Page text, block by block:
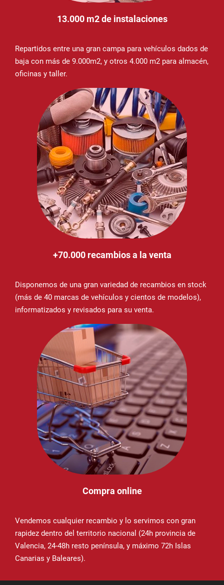
13.000 m2 de instalaciones
Repartidos entre una gran campa para vehículos dados de
baja con más de 9.000m2, y otros 4.000 m2 para almacén,
oficinas y taller.
+70.000 recambios a la venta
Disponemos de una gran variedad de recambios en stock
(más de 40 marcas de vehículos y cientos de modelos),
informatizados y revisados para su venta.
Compra online
Vendemos cualquier recambio y lo servimos con gran
rapidez dentro del territorio nacional (24h provincia de
Valencia, 24-48h resto península, y máximo 72h Islas
Canarias y Baleares).